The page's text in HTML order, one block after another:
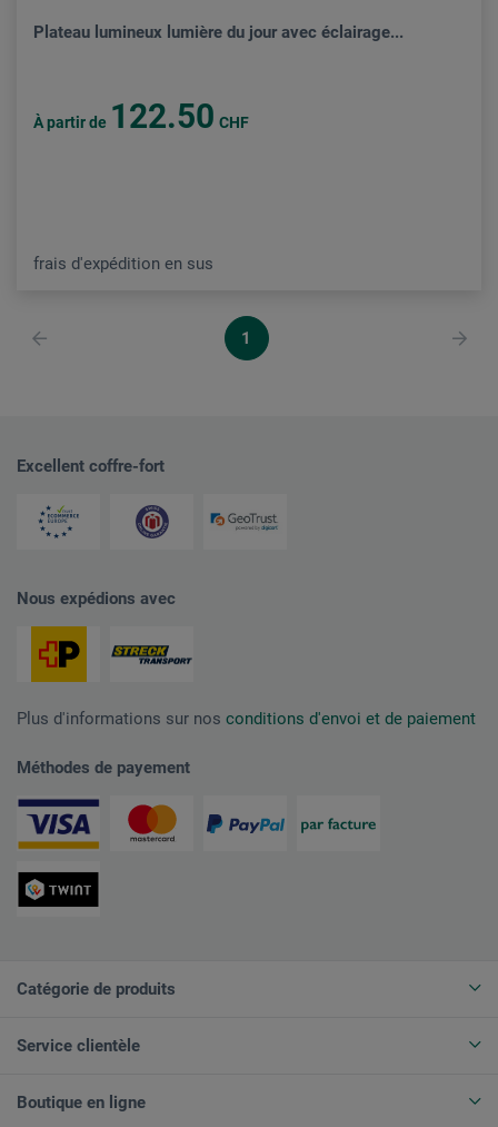
Plateau lumineux lumière du jour avec éclairage...
À partir de 122.50 CHF
frais d'expédition en sus
1
Excellent coffre-fort
Nous expédions avec
Plus d'informations sur nos conditions d'envoi et de paiement
Méthodes de payement
Catégorie de produits
Service clientèle
Boutique en ligne